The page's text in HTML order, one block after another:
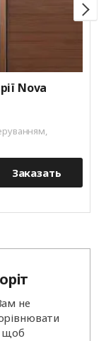
Nova
Заказать
не
щоб